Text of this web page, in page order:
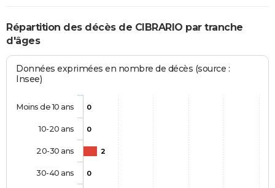
Répartition des décès de CIBRARIO par tranche
d'âges
Données exprimées en nombre de décès (source :
Insee)
0
0
2
0
Moins de 10 ans
10-20 ans
20-30 ans
30-40 ans